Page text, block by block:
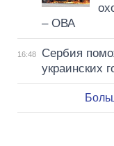
– ОВА
16:48
Сербия
украинских